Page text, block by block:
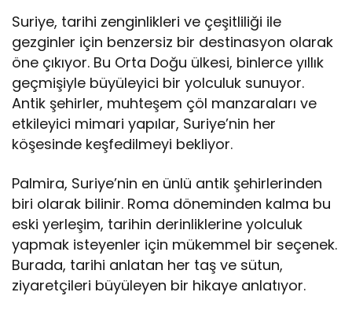
Suriye, tarihi zenginlikleri ve çeşitliliği ile
gezginler için benzersiz bir destinasyon olarak
öne çıkıyor. Bu Orta Doğu ülkesi, binlerce yıllık
geçmişiyle büyüleyici bir yolculuk sunuyor.
Antik şehirler, muhteşem çöl manzaraları ve
etkileyici mimari yapılar, Suriye’nin her
köşesinde keşfedilmeyi bekliyor.
Palmira, Suriye’nin en ünlü antik şehirlerinden
biri olarak bilinir. Roma döneminden kalma bu
eski yerleşim, tarihin derinliklerine yolculuk
yapmak isteyenler için mükemmel bir seçenek.
Burada, tarihi anlatan her taş ve sütun,
ziyaretçileri büyüleyen bir hikaye anlatıyor.